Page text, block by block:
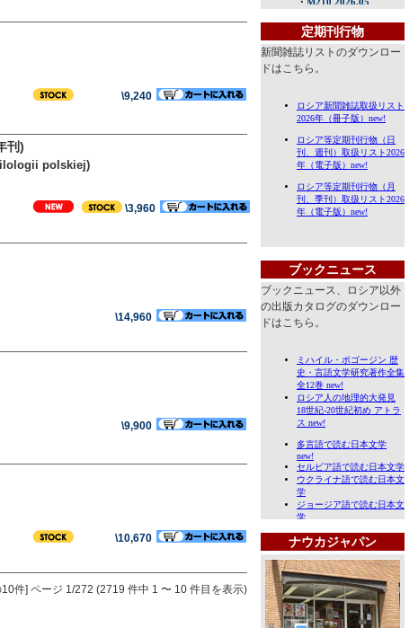
\9,240
刊)
polskiej)
\3,960
\14,960
\9,900
\10,670
10件] ページ 1/272 (2719 件中 1 〜 10 件目を表示)
定期刊行物
新聞雑誌リストのダウンロー
ドはこちら。
ブックニュース
ブックニュース、ロシア以外
の出版カタログのダウンロー
ドはこちら。
ナウカジャパン